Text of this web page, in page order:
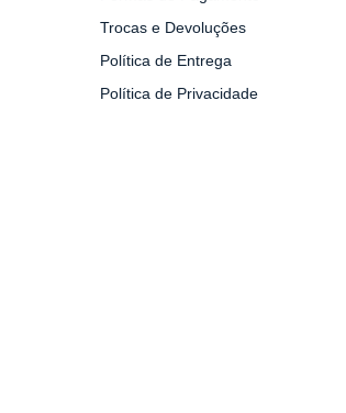
Trocas e Devoluções
Política de Entrega
Política de Privacidade